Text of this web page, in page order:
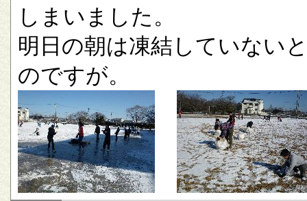
しまいました。
明日の朝は凍結していない
のですが。